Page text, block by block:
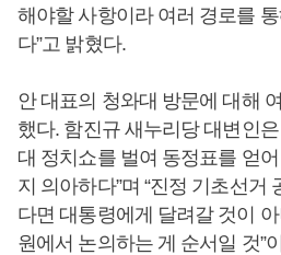
해야할 사항이라 여러 경로를
다”고 밝혔다.
안 대표의 청와대 방문에 대해
했다. 함진규 새누리당 대변인
대 정치쇼를 벌여 동정표를 얻
지 의아하다”며 “진정 기초선거
다면 대통령에게 달려갈 것이
원에서 논의하는 게 순서일 것”